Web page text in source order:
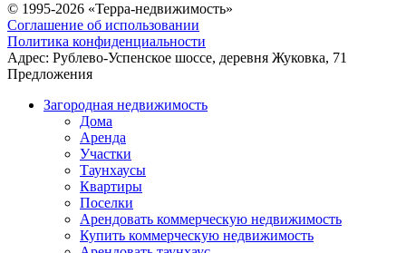
© 1995-2026 «Терра-недвижимость»
Соглашение об использовании
Политика конфиденциальности
Адрес: Рублево-Успенское шоссе, деревня Жуковка, 71
Предложения
Загородная недвижимость
Дома
Аренда
Участки
Таунхаусы
Квартиры
Поселки
Арендовать коммерческую недвижимость
Купить коммерческую недвижимость